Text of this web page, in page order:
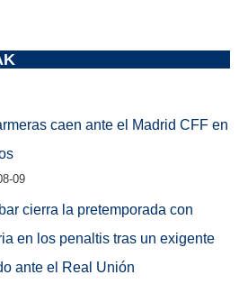
caen ante el Madrid CFF en
09
cierra la pretemporada con
en los penaltis tras un exigente
ante el Real Unión